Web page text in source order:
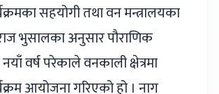
सहयोगी तथा वन मन्त्रालयका
भुसालका अनुसार पौराणिक
वर्ष परेकाले वनकाली क्षेत्रमा
आयोजना गरिएको हो । नाग